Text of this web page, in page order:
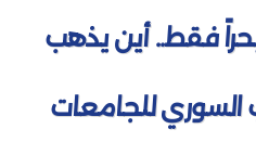
فقط.. أين يذهب
السوري للجامعات